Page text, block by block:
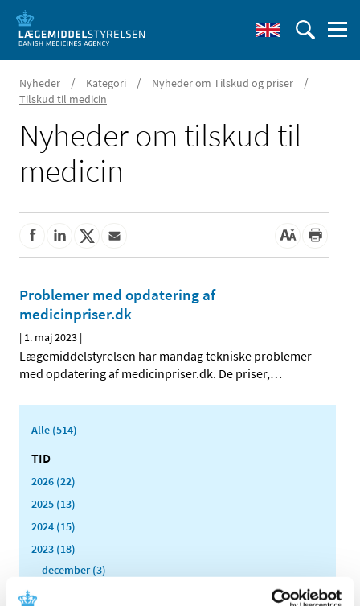
Nyheder / Kategori / Nyheder om Tilskud og priser /
Tilskud til medicin
Nyheder om tilskud til
medicin
Problemer med opdatering af
medicinpriser.dk
| 1. maj 2023 |
Lægemiddelstyrelsen har mandag tekniske problemer
med opdatering af medicinpriser.dk. De priser,…
Alle (514)
TID
2026 (22)
2025 (13)
2024 (15)
2023 (18)
december (3)